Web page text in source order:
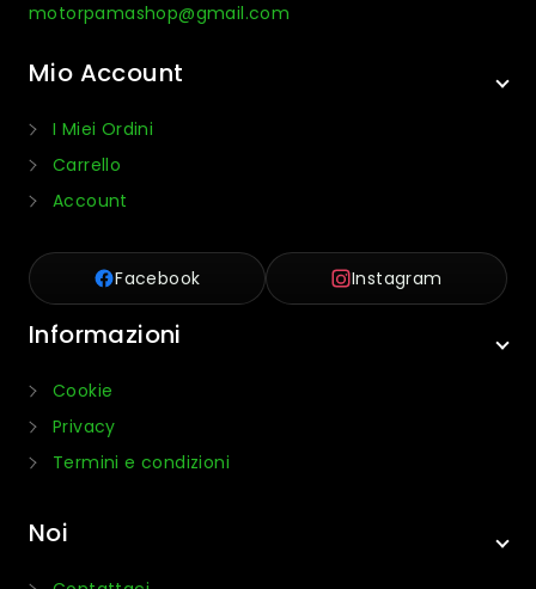
motorpamashop@gmail.com
Mio Account
I Miei Ordini
Carrello
Account
Facebook Instagram
Informazioni
Cookie
Privacy
Termini e condizioni
Noi